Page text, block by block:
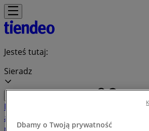
Jesteś tutaj:
Sieradz
Featured
Ubrania, buty i
akcesoria
Dbamy o Twoją prywatność